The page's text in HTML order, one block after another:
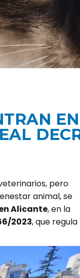
pero
animal, se
Alicante, en la
2023, que regula